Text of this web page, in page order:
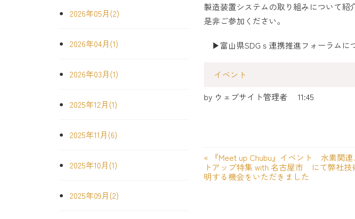
製造装置システムの取り組みについて紹
是非ご参加ください。
▶富山県SDGｓ連携推進フォーラムに
イベント
by ウェブサイト管理者 11:45
« 『Meet up Chubu』イベント 水素関
トアップ特集 with 名古屋市 にて弊社技
明する機会をいただきました
2026年05月(2)
2026年04月(1)
2026年03月(1)
2025年12月(1)
2025年11月(6)
2025年10月(1)
2025年09月(2)